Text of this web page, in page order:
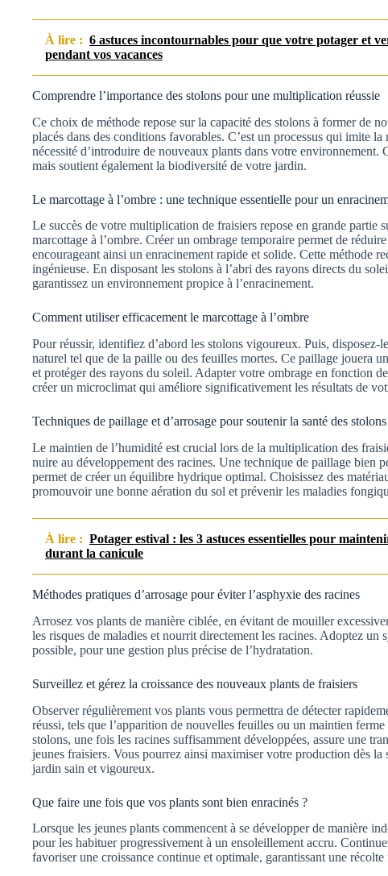
À lire : 6 astuces incontournables pour que votre potager et
pendant vos vacances
Comprendre l’importance des stolons pour une multiplication réussie
Ce choix de méthode repose sur la capacité des stolons à former de
placés dans des conditions favorables. C’est un processus qui imite
nécessité d’introduire de nouveaux plants dans votre environnement.
mais soutient également la biodiversité de votre jardin.
Le marcottage à l’ombre : une technique essentielle pour un
Le succès de votre multiplication de fraisiers repose en grande partie
marcottage à l’ombre. Créer un ombrage temporaire permet de
encourageant ainsi un enracinement rapide et solide. Cette méthode
ingénieuse. En disposant les stolons à l’abri des rayons directs du
garantissez un environnement propice à l’enracinement.
Comment utiliser efficacement le marcottage à l’ombre
Pour réussir, identifiez d’abord les stolons vigoureux. Puis, disposez-
naturel tel que de la paille ou des feuilles mortes. Ce paillage jouera
et protéger des rayons du soleil. Adapter votre ombrage en fonction
créer un microclimat qui améliore significativement les résultats de
Techniques de paillage et d’arrosage pour soutenir la santé des stolons
Le maintien de l’humidité est crucial lors de la multiplication des
nuire au développement des racines. Une technique de paillage bien
permet de créer un équilibre hydrique optimal. Choisissez des
promouvoir une bonne aération du sol et prévenir les maladies
À lire : Potager estival : les 3 astuces essentielles pour
durant la canicule
Méthodes pratiques d’arrosage pour éviter l’asphyxie des racines
Arrosez vos plants de manière ciblée, en évitant de mouiller
les risques de maladies et nourrit directement les racines. Adoptez un
possible, pour une gestion plus précise de l’hydratation.
Surveillez et gérez la croissance des nouveaux plants de fraisiers
Observer régulièrement vos plants vous permettra de détecter
réussi, tels que l’apparition de nouvelles feuilles ou un maintien
stolons, une fois les racines suffisamment développées, assure une
jeunes fraisiers. Vous pourrez ainsi maximiser votre production dès la
jardin sain et vigoureux.
Que faire une fois que vos plants sont bien enracinés ?
Lorsque les jeunes plants commencent à se développer de manière
pour les habituer progressivement à un ensoleillement accru.
favoriser une croissance continue et optimale, garantissant une récolte